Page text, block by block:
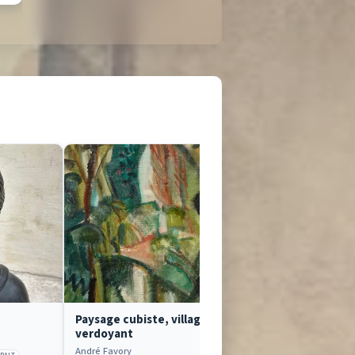
Paysage cubiste, village
verdoyant
André Favory